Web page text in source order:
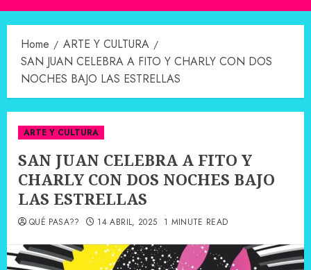
Menu
Home
ARTE Y CULTURA
SAN JUAN CELEBRA A FITO Y CHARLY CON DOS
NOCHES BAJO LAS ESTRELLAS
ARTE Y CULTURA
SAN JUAN CELEBRA A FITO Y
CHARLY CON DOS NOCHES BAJO
LAS ESTRELLAS
QUÉ PASA?? 14 ABRIL, 2025 1 MINUTE READ